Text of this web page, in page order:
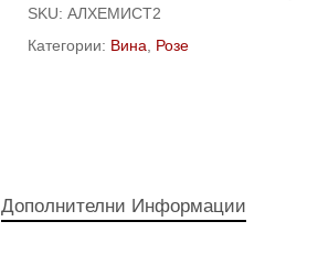
SKU: АЛХЕМИСТ2
Категории: Вина Розе
Дополнителни Информации